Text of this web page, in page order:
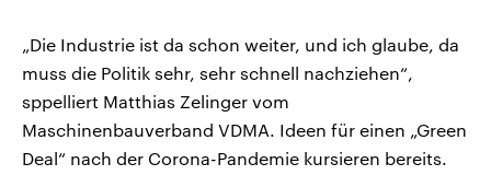
„Die Industrie ist da schon weiter, und ich glaube, da
muss die Politik sehr, sehr schnell nachziehen“,
sppelliert Matthias Zelinger vom
Maschinenbauverband VDMA. Ideen für einen „Green
Deal“ nach der Corona-Pandemie kursieren bereits.